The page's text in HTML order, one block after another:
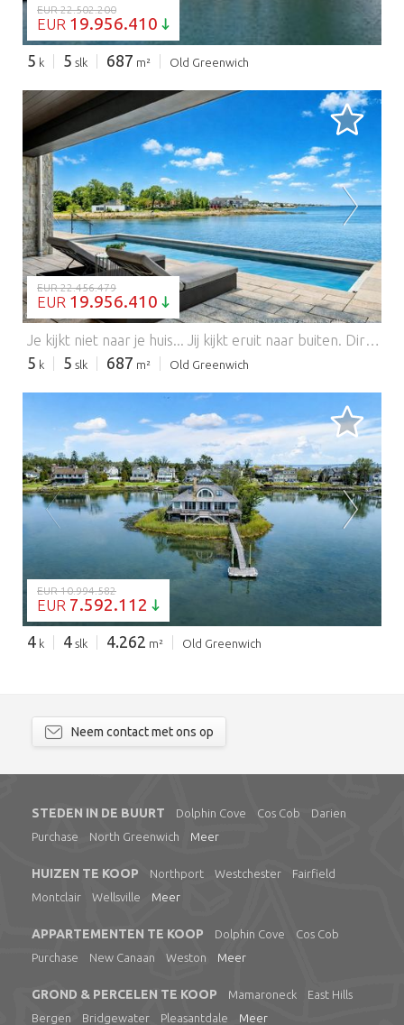
EUR 22.502.200
EUR 19.956.410
5 k 5 slk 687 m² Old Greenwich
BEZIG MET LADEN...
EUR 22.456.479
EUR 19.956.410
Je kijkt niet naar je huis... Jij kijkt eruit naar buiten. Direct aan de waterkant in Old Greenwich is deze nieuw gebouwde woning een meesterklas in ontwerp, engineering en uitvoering waarbij elk materiaal, afwerking en kenmerk zonder concessies is gekozen. Voorbij een lange, privé ommuurde oprit ontvouwen zich weidse baai-uitzichten, leidend naar een gevel bekleed met premium Thermory-houten gevelbekleding onder een Spaanse leisteen dak, een buitenkant die zowel gegrond als blijvend aanvoelt.. Muren van Aluprof-glas vervagen de grens tussen interieur en Long Island Sound, waardoor licht diep in bijna elke hoofdruimte stroomt. Het resultaat is een naadloze verbinding met het water, met onbelemmerde uitzichten die onmogelijk te evenaren zijn. Binnen sieren grootschalige, stralingsverwarmde Porcelanosa-tegels de hoofd- en benedenverdieping, wat een warme, moderne basis creëert. In het hart van het huis zorgt een opvallende keuken voor zowel performance als aanwezigheid; met op maat gemaakte Vimora-kasten, topklasse Gaggenau apparaten en een volledig uitgeruste secundaire voorbereidingskeuken die moeiteloos op schaal gastvrij is. Boven zorgt Europees wit eikenhout voor warmte, terwijl stralingswarmte doorblijft in alle hoofdruimtes en baden, wat een consistente toewijding aan comfort en precisie benadrukt. De hoofdsuite is opgezet als een privé toevluchtsoord, volledig gericht op het water. Een open haard verankert de ruimte, terwijl een privéterras direct leidt naar het verwarmde zwembad beneden. Het bad biedt een spa-achtige ervaring, met een sculpturaal badkuip gericht op het uitzicht en een aparte stoomdouche. Op maat gemaakte Italiaanse garderobes maken de suite compleet, met op maat gemaakte details, ondoorzichtig glas en geïntegreerde elementen overal. Extra slaapkamers op deze verdieping zijn allemaal met eigen badkamer, elk perfect geplaatst om uitzicht op het water vast te leggen. De benedenverdieping opent naar een volledig uitgevoerde entertainmentomgeving met een wijnsalon, fitnesscentrum met sauna, gastenaccommodaties en een dramatische lounge met een verlichte marmeren bar en een 162-inch screen.nA verborgen ondergrondse galerij voor rijwagens, bereikbaar via een hydraulische lift. biedt een discrete en hooggemanipuleerde ruimte ontworpen voor veeleisende verzamelaars. Buiten kijken een uitgestrekt terras en een verwarmd zwembad aan het water uit over de baai, wat een omgeving creëert die wordt gekenmerkt door privacy en open water. Op enkele minuten van Tod's Point, Metro North en het dorp Old Greenwich, bevindt het terrein zich op een zeldzame overlap van afzondering en gemak. Met vijf slaapkamers, vijf badkamers en twee gastentoiletten is elk element met opzet opgelost. Dit is een zeldzame kans om een kroonjuweel aan het water te bezitten dat in een klasse op zichzelf staat. Een bepalend woning aan het water waar ontwerp, setting en permanentie op het hoogste niveau samenkomen. Features: - Alarm
5 k 5 slk 687 m² Old Greenwich
BEZIG MET LADEN...
EUR 10.994.582
EUR 7.592.112
4 k 4 slk 4.262 m² Old Greenwich
Neem contact met ons op
STEDEN IN DE BUURT Dolphin Cove Cos Cob
Darien
Purchase
North Greenwich Meer
HUIZEN TE KOOP Northport Westchester
Fairfield
Montclair
Wellsville Meer
APPARTEMENTEN TE KOOP Dolphin Cove
Cos Cob
Purchase
New Canaan Weston Meer
GROND & PERCELEN TE KOOP Mamaroneck
East Hills
Bergen
Bridgewater Pleasantdale Meer